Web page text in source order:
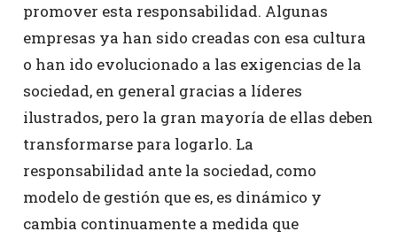
promover esta responsabilidad. Algunas
empresas ya han sido creadas con esa cultura
o han ido evolucionado a las exigencias de la
sociedad, en general gracias a líderes
ilustrados, pero la gran mayoría de ellas deben
transformarse para logarlo. La
responsabilidad ante la sociedad, como
modelo de gestión que es, es dinámico y
cambia continuamente a medida que